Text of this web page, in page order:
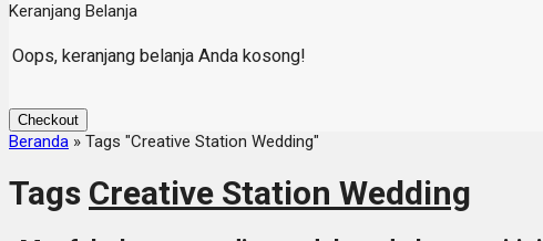
Keranjang Belanja
Oops, keranjang belanja Anda kosong!
Checkout
Beranda » Tags "Creative Station Wedding"
Tags Creative Station Wedding